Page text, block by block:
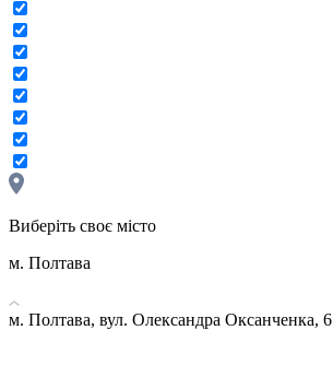
Виберіть своє місто
м. Полтава
м. Полтава, вул. Олександра Оксанченка, 6